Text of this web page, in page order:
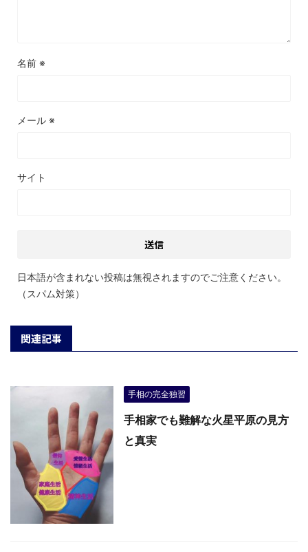
名前 ※
メール ※
サイト
日本語が含まれない投稿は無視されますのでご注意ください。
（スパム対策）
関連記事
手相の完全独習
手相家でも難解な火星平原の見方
と真実